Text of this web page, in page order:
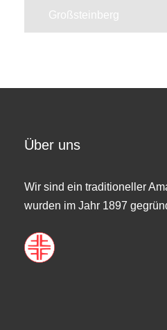
Großsteinberg
Über uns
Wir sind ein traditioneller
wurden im Jahr 1897